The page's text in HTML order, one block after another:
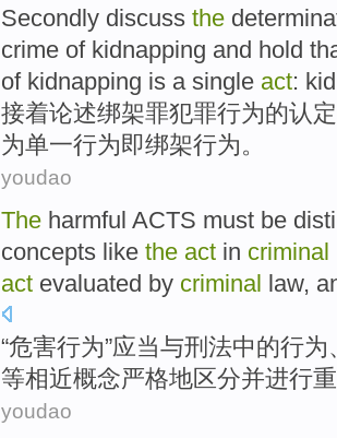
Secondly discuss the
crime of kidnapping and hold
of kidnapping is a single act:
接着论述绑架罪犯罪行为的认
为单一行为即绑架行为。
youdao
The harmful ACTS must be
concepts like the act in criminal
act evaluated by criminal law,
“危害行为”应当与刑法中的行为
等相近概念严格地区分并进行
youdao